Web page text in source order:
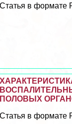
Статья в формате
ПОЛОВЫХ
Статья в формате